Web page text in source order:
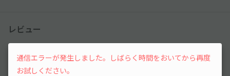
レビュー
3（2件）
通信エラーが発生しました。しばらく時間をおいてから再度
お試しください。